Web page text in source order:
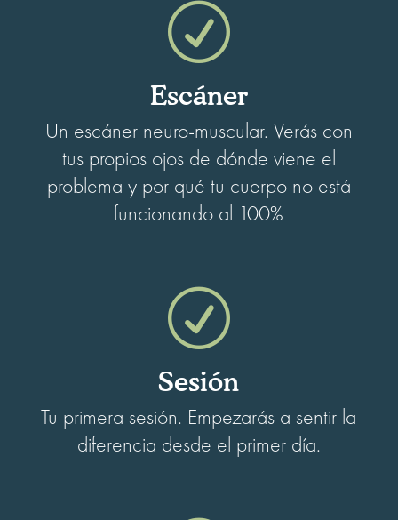
R
Escáner
Un escáner neuro-muscular. Verás con
tus propios ojos de dónde viene el
problema y por qué tu cuerpo no está
funcionando al 100%
R
Sesión
Tu primera sesión. Empezarás a sentir la
diferencia desde el primer día.